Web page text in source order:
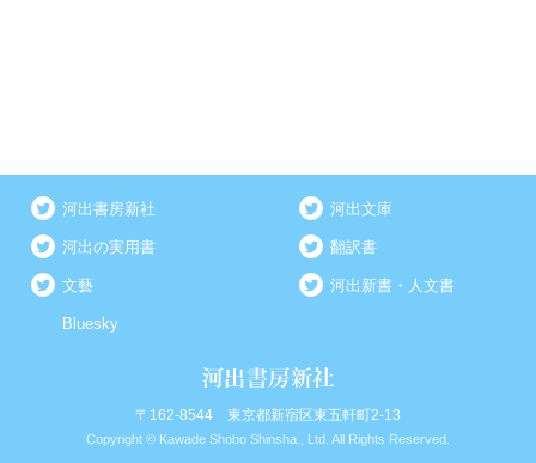
河出書房新社 河出文庫
河出の実用書 翻訳書
文藝 河出新書・人文書
Bluesky
〒162-8544 東京都新宿区東五軒町2-13
Copyright © Kawade Shobo Shinsha., Ltd. All Rights Reserved.